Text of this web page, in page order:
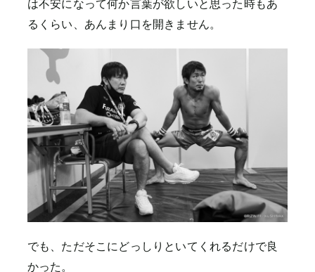
は不安になって何か言葉が欲しいと思った時もあ
るくらい、あんまり口を開きません。
でも、ただそこにどっしりといてくれるだけで良
かった。